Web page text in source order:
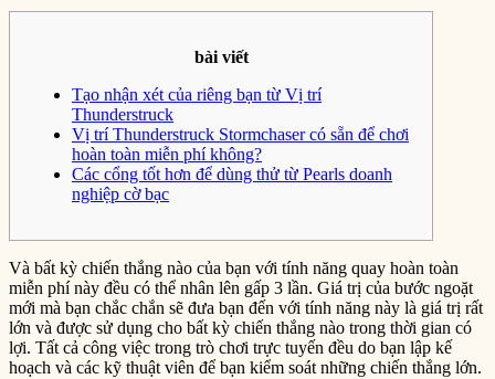
bài viết
Tạo nhận xét của riêng bạn từ Vị trí
Thunderstruck
Vị trí Thunderstruck Stormchaser có sẵn để chơi
hoàn toàn miễn phí không?
Các cổng tốt hơn để dùng thử từ Pearls doanh
nghiệp cờ bạc
Và bất kỳ chiến thắng nào của bạn với tính năng quay hoàn toàn
miễn phí này đều có thể nhân lên gấp 3 lần. Giá trị của bước ngoặt
mới mà bạn chắc chắn sẽ đưa bạn đến với tính năng này là giá trị rất
lớn và được sử dụng cho bất kỳ chiến thắng nào trong thời gian có
lợi. Tất cả công việc trong trò chơi trực tuyến đều do bạn lập kế
hoạch và các kỹ thuật viên để bạn kiểm soát những chiến thắng lớn.